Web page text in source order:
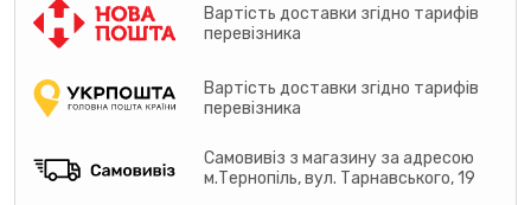
Вартість доставки згідно тарифів
перевізника
Вартість доставки згідно тарифів
перевізника
Самовивіз з магазину за адресою
м.Тернопіль, вул. Тарнавського, 19